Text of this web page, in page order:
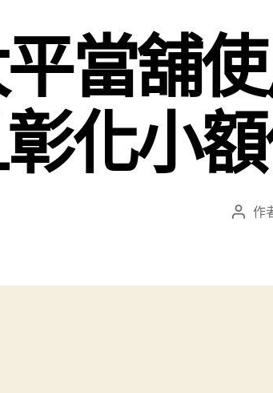
當舖
化小
文 作